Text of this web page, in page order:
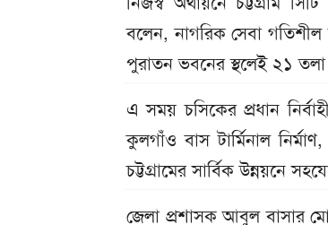
বলেন, নাগরিক সেবা
পুরাতন ভবনের স্থলেই ২১
এ সময় চসিকের প্রধান
কুলগাঁও বাস টার্মিনাল
চট্টগ্রামের সার্বিক উন্নয়নে
জেলা প্রশাসক আবুল বাসার